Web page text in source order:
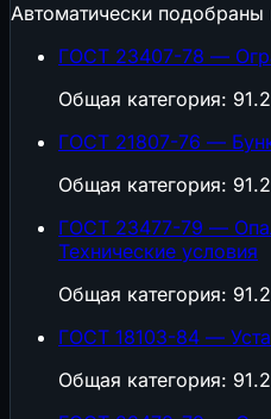
Автоматически
ГОСТ 23407-78 —
Общая категория:
ГОСТ 21807-76 —
Общая категория:
ГОСТ 23477-79 —
Технические условия
Общая категория:
ГОСТ 18103-84 —
Общая категория: